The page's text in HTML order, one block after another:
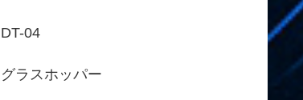
DT-04
グラスホッパー